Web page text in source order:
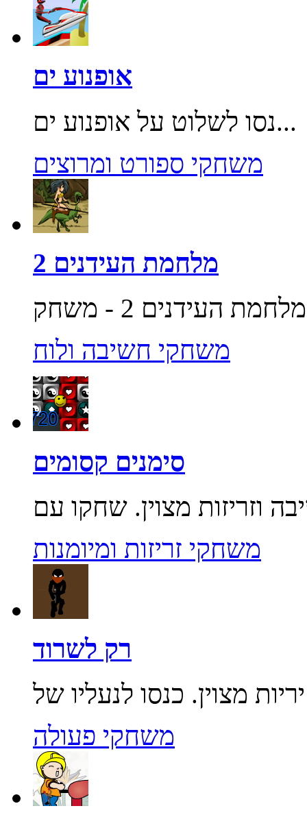
אופנוע ים
נסו לשלוט על אופנוע ים...
משחקי ספורט ומרוצים
מלחמת העידנים 2
משחקי חשיבה ולוח
סימנים קסומים
משחקי זריזות ומיומנות
רק לשרוד
משחקי פעולה